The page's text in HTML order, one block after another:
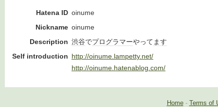
Hatena ID oinume
Nickname oinume
Description 渋谷でプログラマーやってます
Self introduction http://oinume.lampetty.net/
http://oinume.hatenablog.com/
Home- Terms of